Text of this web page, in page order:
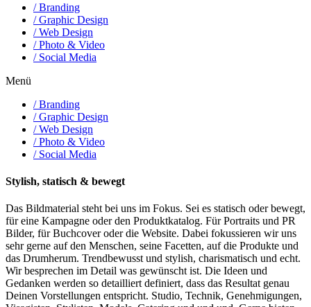
/ Branding
/ Graphic Design
/ Web Design
/ Photo & Video
/ Social Media
Menü
/ Branding
/ Graphic Design
/ Web Design
/ Photo & Video
/ Social Media
Stylish, statisch & bewegt
Das Bildmaterial steht bei uns im Fokus. Sei es statisch oder bewegt,
für eine Kampagne oder den Produktkatalog. Für Portraits und PR
Bilder, für Buchcover oder die Website. Dabei fokussieren wir uns
sehr gerne auf den Menschen, seine Facetten, auf die Produkte und
das Drumherum. Trendbewusst und stylish, charismatisch und echt.
Wir besprechen im Detail was gewünscht ist. Die Ideen und
Gedanken werden so detailliert definiert, dass das Resultat genau
Deinen Vorstellungen entspricht. Studio, Technik, Genehmigungen,